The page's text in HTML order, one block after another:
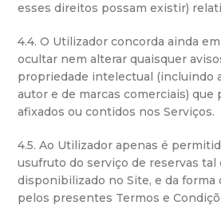
esses direitos possam existir)
4.4. O Utilizador concorda ainda
ocultar nem alterar quaisquer
propriedade intelectual (incluindo
autor e de marcas comerciais) que
afixados ou contidos nos Serviços.
4.5. Ao Utilizador apenas é
usufruto do serviço de reservas tal
disponibilizado no Site, e da forma
pelos presentes Termos e